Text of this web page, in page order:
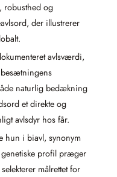
robusthed og
der illustrerer
avlsværdi,
naturlig bedækning
et direkte og
avlsdyr hos får.
hun i biavl, synonym
profil præger
målrettet for